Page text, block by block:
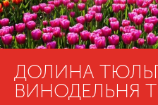
ДОЛИНА
ВИНОДЕЛЬНЯ